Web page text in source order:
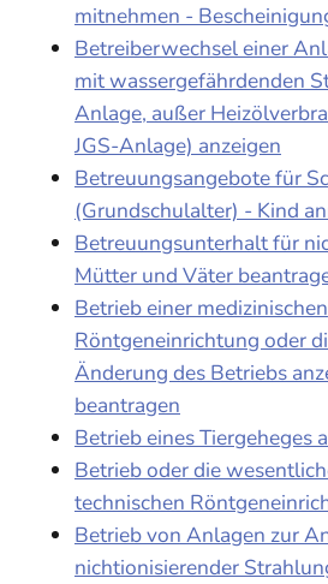
mitnehmen -
Betreiberwechsel einer
mit wassergefährdenden
Anlage, außer
JGS-Anlage) anzeigen
Betreuungsangebote für
(Grundschulalter) - Kind
Betreuungsunterhalt für
Mütter und Väter
Betrieb einer medizinischen
Röntgeneinrichtung oder
Änderung des Betriebs
beantragen
Betrieb eines Tiergeheges
Betrieb oder die
technischen
Betrieb von Anlagen zur
nichtionisierender